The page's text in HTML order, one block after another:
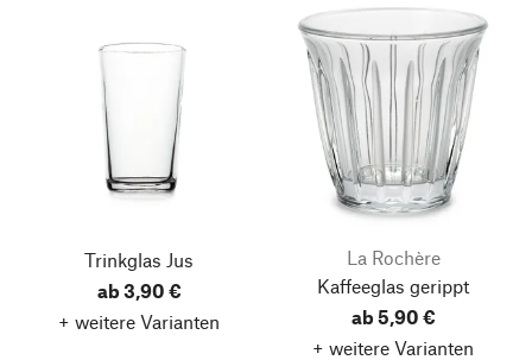
Trinkglas Jus
ab 3,90 €
+ weitere Varianten
La Rochère
Kaffeeglas gerippt
ab 5,90 €
+ weitere Varianten